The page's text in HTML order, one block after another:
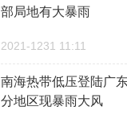
部局地有大暴雨
2021-1231 11:11
南海热带低压登陆广
分地区现暴雨大风